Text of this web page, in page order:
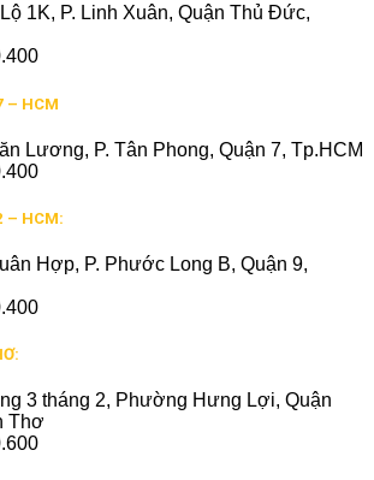
1K, P. Linh Xuân, Quận Thủ Đức,
– HCM
Lương, P. Tân Phong, Quận 7, Tp.HCM
– HCM:
Hợp, P. Phước Long B, Quận 9,
3 tháng 2, Phường Hưng Lợi, Quận
Thơ